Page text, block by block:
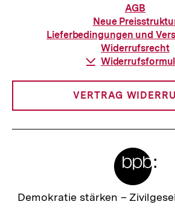
zur
AGB
Neue
Lieferbedingungen und
Widerrufsrecht
Download-
VERTRAG
Zur
Demokratie stärken –